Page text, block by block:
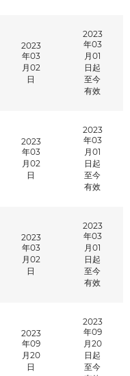
2023
年03
月02
日
2023
年03
月01
日起
至今
有效
2023
年03
月02
日
2023
年03
月01
日起
至今
有效
2023
年03
月02
日
2023
年03
月01
日起
至今
有效
2023
年09
月20
日
2023
年09
月20
日起
至今